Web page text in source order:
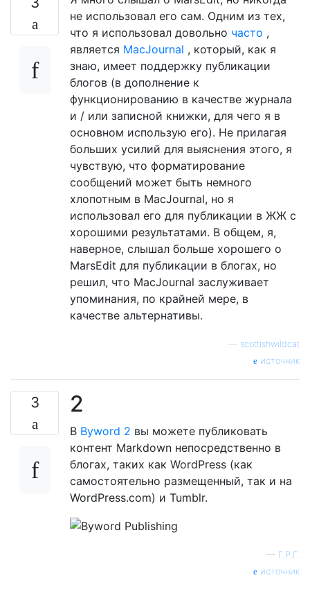
не использовал его сам. Одним из тех,
что я использовал довольно часто ,
является MacJournal , который, как я
знаю, имеет поддержку публикации
блогов (в дополнение к
функционированию в качестве журнала
и / или записной книжки, для чего я в
основном использую его). Не прилагая
больших усилий для выяснения этого, я
чувствую, что форматирование
сообщений может быть немного
хлопотным в MacJournal, но я
использовал его для публикации в ЖЖ с
хорошими результатами. В общем, я,
наверное, слышал больше хорошего о
MarsEdit для публикации в блогах, но
решил, что MacJournal заслуживает
упоминания, по крайней мере, в
качестве альтернативы.
scottishwildcat
источник
3 2
В Byword 2 вы можете публиковать
контент Markdown непосредственно в
блогах, таких как WordPress (как
самостоятельно размещенный, так и на
WordPress.com) и Tumblr.
— Г.Р.Г.
источник